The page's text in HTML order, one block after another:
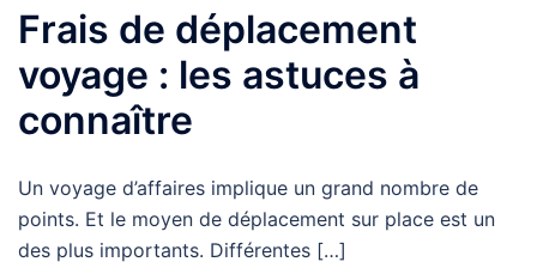
Frais de déplacement
voyage : les astuces à
connaître
Un voyage d’affaires implique un grand nombre de
points. Et le moyen de déplacement sur place est un
des plus importants. Différentes […]